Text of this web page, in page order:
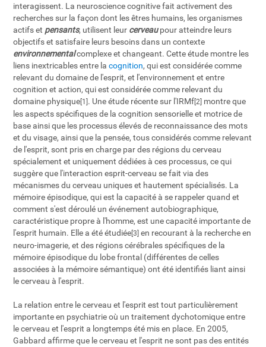
interagissent. La neuroscience cognitive fait activement des
recherches sur la façon dont les êtres humains, les organismes
actifs et pensants, utilisent leur cerveaupour atteindre leurs
objectifs et satisfaire leurs besoins dans un contexte
environnementalcomplexe et changeant. Cette étude montre les
liens inextricables entre lacognition, qui est considérée comme
relevant du domaine de l'esprit, et l'environnement et entre
cognition et action, qui est considérée comme relevant du
domaine physique [1] . Une étude récente sur l'IRMf[2] montre que
les aspects spécifiques de la cognition sensorielle et motrice de
base ainsi que les processus élevés de reconnaissance des mots
et du visage, ainsi que la pensée, tous considérés comme relevant
de l'esprit, sont pris en charge par des régions du cerveau
spécialement et uniquement dédiées à ces processus, ce qui
suggère que l'interaction esprit-cerveau se fait via des
mécanismes du cerveau uniques et hautement spécialisés. La
mémoire épisodique, qui est la capacité à se rappeler quand et
comment s'est déroulé un événement autobiographique,
caractéristique propre à l'homme, est une capacité importante de
l'esprit humain. Elle a été étudiée[3] en recourant à la recherche en
neuro-imagerie, et des régions cérébrales spécifiques de la
mémoire épisodique du lobe frontal (différentes de celles
associées à la mémoire sémantique) ont été identifiés liant ainsi
le cerveau à l'esprit.
La relation entre le cerveau et l'esprit est tout particulièrement
importante en psychiatrie où un traitement dychotomique entre
le cerveau et l'esprit a longtemps été mis en place. En 2005,
Gabbard affirme que le cerveau et l'esprit ne sont pas des entités